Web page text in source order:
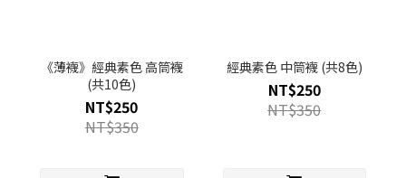
《薄襪》經典素色 高筒襪
(共10色)
NT$250
NT$350
經典素色 中筒襪 (共8色)
NT$250
NT$350